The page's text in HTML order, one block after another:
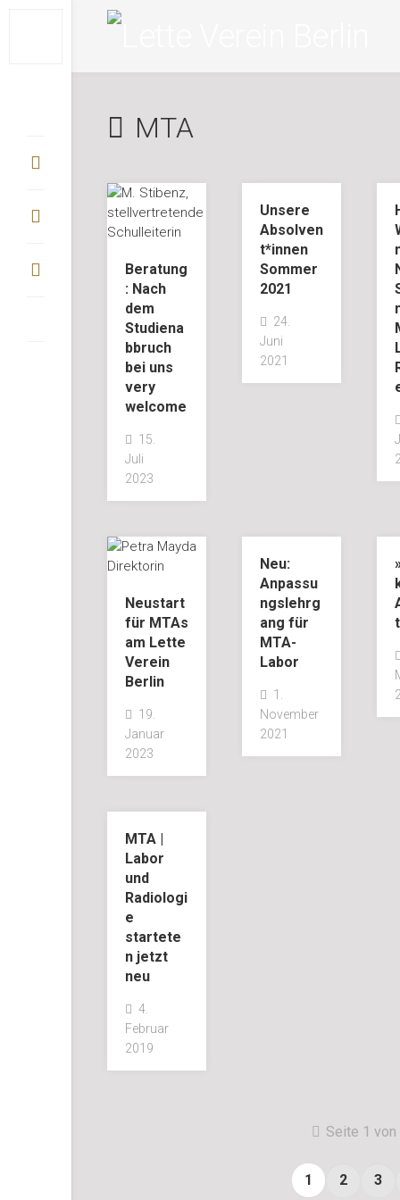
MTA
Beratung
: Nach
dem
Studiena
bbruch
bei uns
very
welcome
15.
Juli
2023
Unsere
Absolven
t*innen
Sommer
2021
24.
Juni
2021
Neustart
für MTAs
am Lette
Verein
Berlin
19.
Januar
2023
Neu:
Anpassu
ngslehrg
ang für
MTA-
Labor
1.
November
2021
MTA |
Labor
und
Radiologi
e
startete
n jetzt
neu
4.
Februar
2019
Seite 1 von
1 2 3